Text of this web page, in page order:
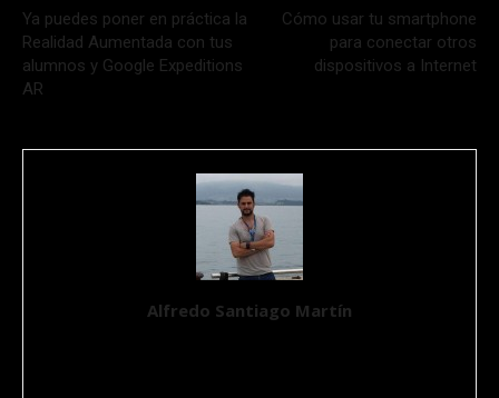
Ya puedes poner en práctica la
Realidad Aumentada con tus
alumnos y Google Expeditions
AR
Cómo usar tu smartphone
para conectar otros
dispositivos a Internet
Alfredo Santiago Martín